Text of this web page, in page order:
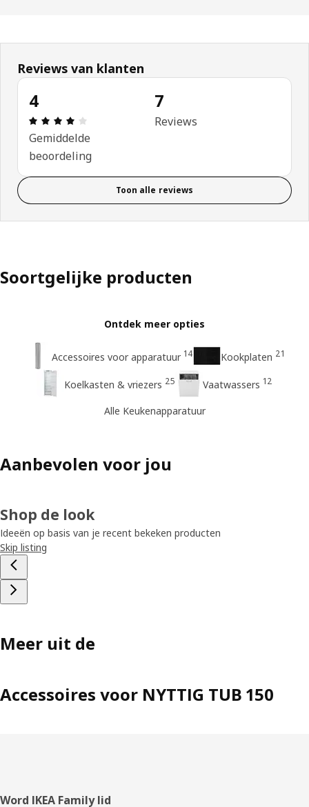
Reviews van klanten
4
Review: 4 van 5 sterren. Totaal beoordelingen: 7
Gemiddelde
beoordeling
7
Reviews
Toon alle reviews
Soortgelijke producten
Ontdek meer opties
Accessoires voor apparatuur 14 Kookplaten 21
Koelkasten & vriezers 25 Vaatwassers 12
Alle Keukenapparatuur
Aanbevolen voor jou
Shop de look
Ideeën op basis van je recent bekeken producten
Skip listing
Meer uit de
Accessoires voor NYTTIG TUB 150
Voettekst
Word IKEA Family lid